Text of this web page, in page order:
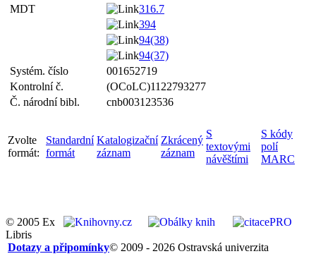
MDT
316.7
394
94(38)
94(37)
Systém. číslo
001652719
Kontrolní č.
(OCoLC)1122793277
Č. národní bibl.
cnb003123536
Zvolte
formát:
Standardní
formát
Katalogizační
záznam
Zkrácený
záznam
S
textovými
návěštími
S kódy
polí
MARC
© 2005 Ex
Libris
© 2009 - 2026 Ostravská univerzita
Dotazy a připomínky